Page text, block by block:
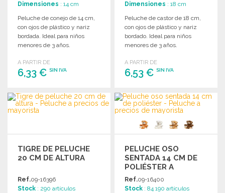
Dimensiones : 14 cm
Peluche de conejo de 14 cm,
con ojos de plástico y nariz
bordada. Ideal para niños
menores de 3 años.
A PARTIR DE
6,33 € SIN IVA
PEDIR
Solicitar un presupuesto
Dimensiones : 18 cm
Peluche de castor de 18 cm,
con ojos de plástico y nariz
bordado. Ideal para niños
menores de 3 años.
A PARTIR DE
6,53 €SIN IVA
PEDIR
Solicitar un presupuesto
TIGRE DE PELUCHE
20 CM DE ALTURA
Ref.09-16396
Stock : 290 artículos
PELUCHE OSO
SENTADA 14 CM DE
POLIÉSTER A
PRECIOS DE
MAYORISTA
Ref.09-16400
Stock : 84 190 artículos